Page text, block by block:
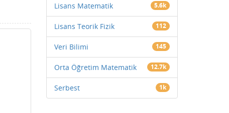
Lisans Matematik 5.6k
Lisans Teorik Fizik 112
Veri Bilimi 145
Orta Öğretim Matematik 12.7k
Serbest 1k